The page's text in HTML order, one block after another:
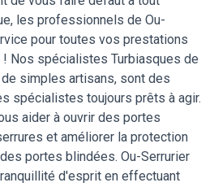
les professionnels de Ou-
pour toutes vos prestations
! Nos spécialistes Turbiasques de
de simples artisans, sont des
spécialistes toujours prêts à agir.
aider à ouvrir des portes
et améliorer la protection
portes blindées. Ou-Serrurier
d'esprit en effectuant